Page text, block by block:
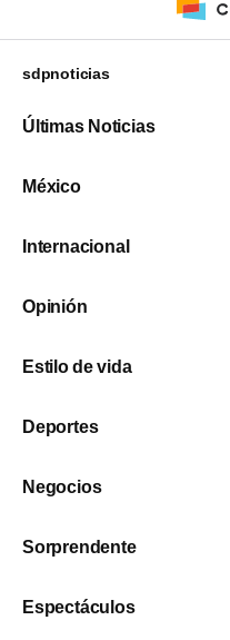
sdpnoticias
Últimas Noticias
México
Internacional
Opinión
Estilo de vida
Deportes
Negocios
Sorprendente
Espectáculos